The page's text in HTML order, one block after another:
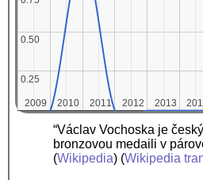
2009
2009 2010
2010 2011
2011 2012
2012 2013
2013
0.25
0.25
0.50
0.50
“Václav Vochoska je
bronzovou medaili v
(Wikipedia) (Wikipedia